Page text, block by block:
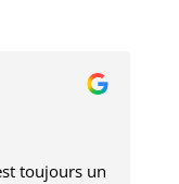
de crèche